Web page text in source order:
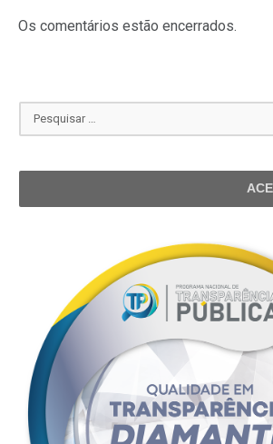
Os comentários estão encerrados.